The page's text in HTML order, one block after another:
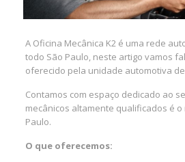
A Oficina Mecânica K2 é uma rede
todo São Paulo, neste artigo vamos
oferecido pela unidade automotiva
Contamos com espaço dedicado ao
mecânicos altamente qualificados é
Paulo.
O que oferecemos: